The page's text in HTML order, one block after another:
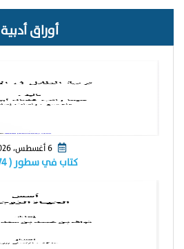
أوراق أدبية
كتاب في سطور ( ٢٧٤) …